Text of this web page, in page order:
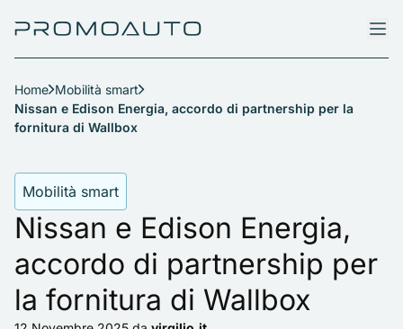
Home Mobilità smart
Nissan e Edison Energia, accordo di partnership per la
fornitura di Wallbox
Mobilità smart
Nissan e Edison Energia,
accordo di partnership per
la fornitura di Wallbox